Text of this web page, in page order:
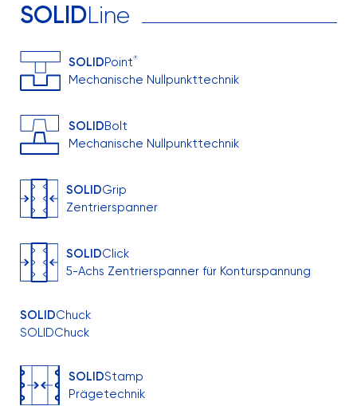
SOLIDLine
SOLIDPoint®
Mechanische Nullpunkttechnik
SOLIDBolt
Mechanische Nullpunkttechnik
SOLIDGrip
Zentrierspanner
SOLIDClick
5-Achs Zentrierspanner für Konturspannung
SOLIDChuck
SOLIDChuck
SOLIDStamp
Prägetechnik